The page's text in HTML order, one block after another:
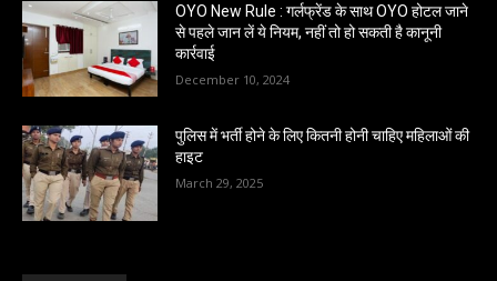
OYO New Rule : गर्लफ्रेंड के साथ OYO होटल जाने
से पहले जान लें ये नियम, नहीं तो हो सकती है कानूनी
कार्रवाई
December 10, 2024
पुलिस में भर्ती होने के लिए कितनी होनी चाहिए महिलाओं की
हाइट
March 29, 2025